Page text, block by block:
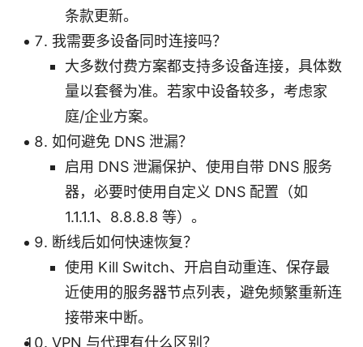
条款更新。
我需要多设备同时连接吗？
大多数付费方案都支持多设备连接，具体数
量以套餐为准。若家中设备较多，考虑家
庭/企业方案。
如何避免 DNS 泄漏？
启用 DNS 泄漏保护、使用自带 DNS 服务
器，必要时使用自定义 DNS 配置（如
1.1.1.1、8.8.8.8 等）。
断线后如何快速恢复？
使用 Kill Switch、开启自动重连、保存最
近使用的服务器节点列表，避免频繁重新连
接带来中断。
VPN 与代理有什么区别？